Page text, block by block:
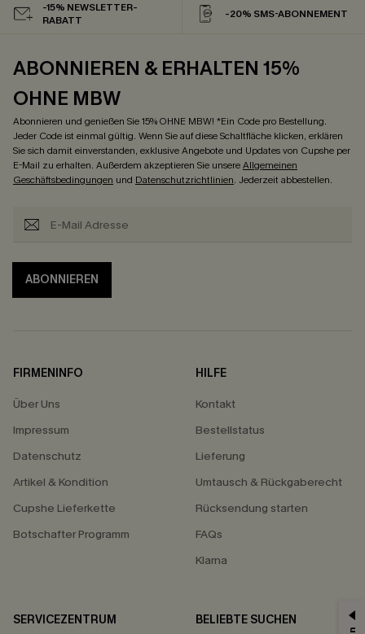
-15% NEWSLETTER-
RABATT
-20% SMS-ABONNEMENT
ABONNIEREN & ERHALTEN 15%
OHNE MBW
Abonnieren und genießen Sie 15% OHNE MBW! *Ein Code pro Bestellung.
Jeder Code ist einmal gültig. Wenn Sie auf diese Schaltfläche klicken, erklären
Sie sich damit einverstanden, exklusive Angebote und Updates von Cupshe per
E-Mail zu erhalten. Außerdem akzeptieren Sie unsereAllgemeinen
Geschäftsbedingungen und Datenschutzrichtlinien. Jederzeit abbestellen.
ABONNIEREN
FIRMENINFO
Über Uns
Impressum
Datenschutz
Artikel & Kondition
Cupshe Lieferkette
Botschafter Programm
HILFE
Kontakt
Bestellstatus
Lieferung
Umtausch & Rückgaberecht
Rücksendung starten
FAQs
Klarna
SERVICEZENTRUM
BELIEBTE SUCHEN